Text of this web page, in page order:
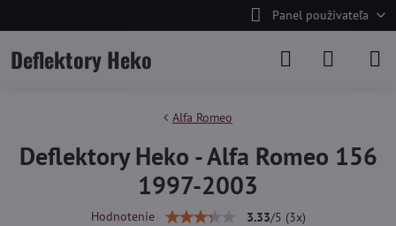
Panel používateľa
Deflektory Heko
Alfa Romeo
Deflektory Heko - Alfa Romeo 156
1997-2003
Hodnotenie 3.33/5 (3x)